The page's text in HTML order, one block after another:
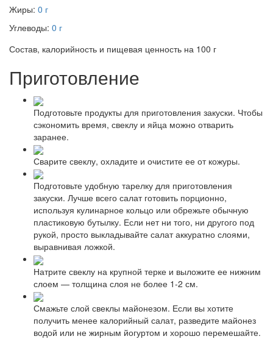
Жиры: 0 г
Углеводы: 0 г
Состав, калорийность и пищевая ценность на 100 г
Приготовление
Подготовьте продукты для приготовления закуски. Чтобы
сэкономить время, свеклу и яйца можно отварить
заранее.
Сварите свеклу, охладите и очистите ее от кожуры.
Подготовьте удобную тарелку для приготовления
закуски. Лучше всего салат готовить порционно,
используя кулинарное кольцо или обрежьте обычную
пластиковую бутылку. Если нет ни того, ни другого под
рукой, просто выкладывайте салат аккуратно слоями,
выравнивая ложкой.
Натрите свеклу на крупной терке и выложите ее нижним
слоем — толщина слоя не более 1-2 см.
Смажьте слой свеклы майонезом. Если вы хотите
получить менее калорийный салат, разведите майонез
водой или не жирным йогуртом и хорошо перемешайте.